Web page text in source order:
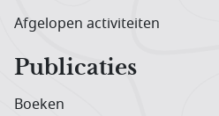
Afgelopen activiteiten
Publicaties
Boeken